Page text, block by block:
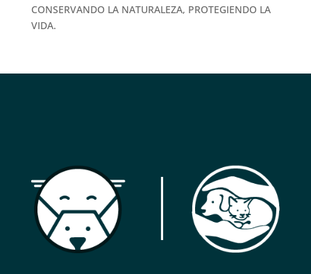
CONSERVANDO LA NATURALEZA, PROTEGIENDO LA
VIDA.